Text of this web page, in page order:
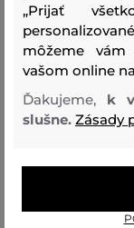
„Prijať
môžeme
vašom online
Ďakujeme, k
slušne. Zásady